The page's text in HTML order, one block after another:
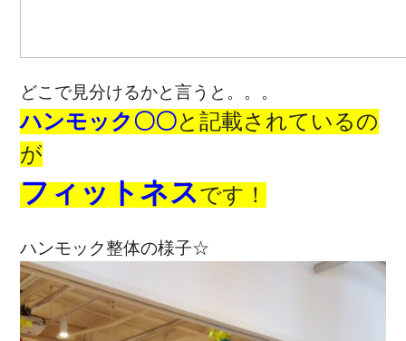
どこで見分けるかと言うと。。。
ハンモック〇〇と記載されているの
が
フィットネスです！
ハンモック整体の様子☆